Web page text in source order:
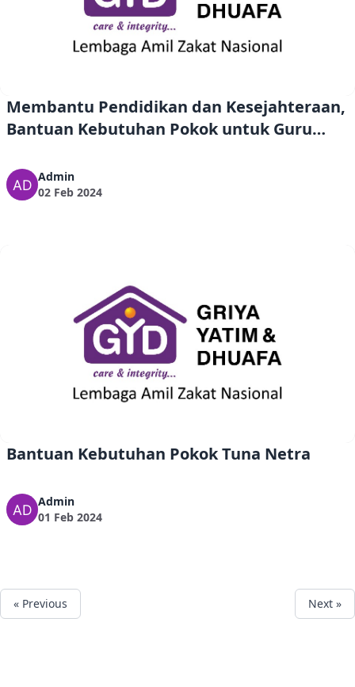
Membantu Pendidikan dan Kesejahteraan,
Bantuan Kebutuhan Pokok untuk Guru
Admin
02 Feb 2024
Bantuan Kebutuhan Pokok Tuna Netra
Admin
01 Feb 2024
« Previous Next »